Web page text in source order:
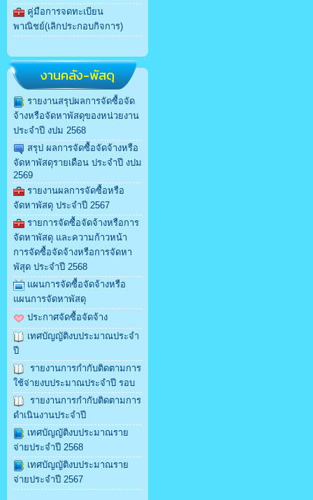
คู่มือการจดทะเบียน
พาณิชย์(เลิกประกอบกิจการ)
งานคลัง-พัสดุ
รายงานสรุปผลการจัดซื้อจัด
จ้างหรือจัดหาพัสดุของหน่วยงาน
ประจำปี งปม 2568
สรุป ผลการจัดซื้อจัดจ้างหรือ
จัดหาพัสดุรายเดือน ประจำปี งปม
2569
รายงานผลการจัดซื้อหรือ
จัดหาพัสดุ ประจำปี 2567
รายการจัดซื้อจัดจ้างหรือการ
จัดหาพัสดุ และความก้าวหน้า
การจัดซื้อจัดจ้างหรือการจัดหา
พัสุด ประจำปี 2568
แผนการจัดซื้อจัดจ้างหรือ
แผนการจัดหาพัสดุ
ประกาศจัดซื้อจัดจ้าง
เทศบัญญัติงบประมาณประจำ
ปี
รายงานการกำกับติดตามการ
ใช้จ่ายงบประมาณประจำปี รอบ
รายงานการกำกับติดตามการ
ดำเนินงานประจำปี
เทศบัญญัติงบประมาณราย
จ่ายประจำปี 2568
เทศบัญญัติงบประมาณราย
จ่ายประจำปี 2567